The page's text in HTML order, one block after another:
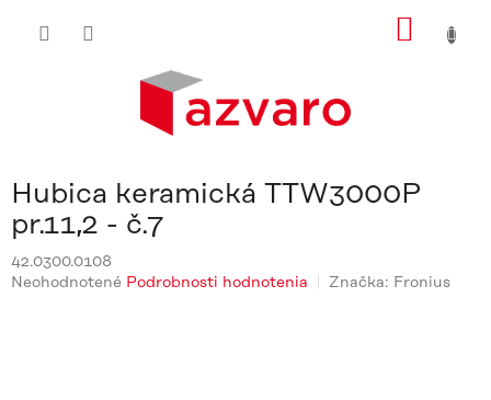
Hubica keramická TTW3000P
pr.11,2 - č.7
42.0300.0108
Priemerné
Neohodnotené Podrobnosti hodnotenia Značka: Fronius